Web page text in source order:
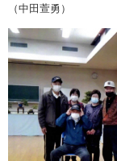
（中田萱勇）